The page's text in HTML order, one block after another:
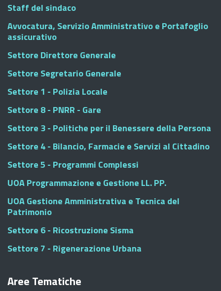
Staff del sindaco
Avvocatura, Servizio Amministrativo e Portafoglio
assicurativo
Settore Direttore Generale
Settore Segretario Generale
Settore 1 - Polizia Locale
Settore 8 - PNRR - Gare
Settore 3 - Politiche per il Benessere della Persona
Settore 4 - Bilancio, Farmacie e Servizi al Cittadino
Settore 5 - Programmi Complessi
UOA Programmazione e Gestione LL. PP.
UOA Gestione Amministrativa e Tecnica del
Patrimonio
Settore 6 - Ricostruzione Sisma
Settore 7 - Rigenerazione Urbana
Aree Tematiche